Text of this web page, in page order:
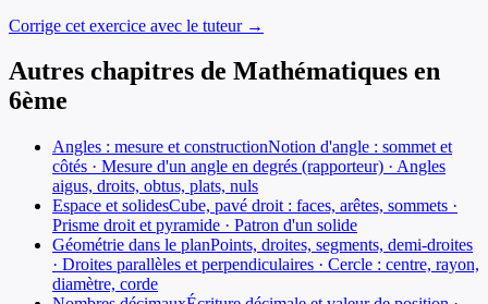
Corrige cet exercice avec le tuteur →
Autres chapitres de Mathématiques en
6ème
Angles : mesure et constructionNotion d'angle : sommet et
côtés · Mesure d'un angle en degrés (rapporteur) · Angles
aigus, droits, obtus, plats, nuls
Espace et solidesCube, pavé droit : faces, arêtes, sommets ·
Prisme droit et pyramide · Patron d'un solide
Géométrie dans le planPoints, droites, segments, demi-droites
· Droites parallèles et perpendiculaires · Cercle : centre, rayon,
diamètre, corde